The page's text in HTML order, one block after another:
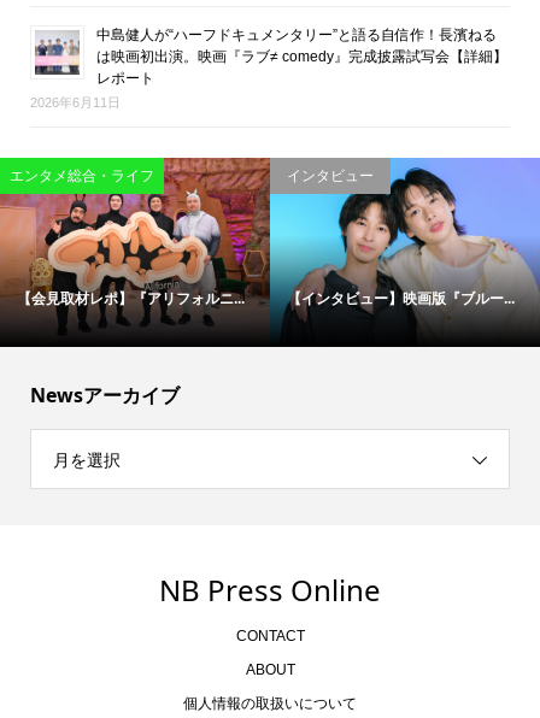
中島健人が“ハーフドキュメンタリー”と語る自信作！長濱ねる
は映画初出演。映画『ラブ≠ comedy』完成披露試写会【詳細】
レポート
2026年6月11日
映画
松村北斗＆今田美桜が“禁断のバデ...
エンタメ総合・ライフ
伝説の刑事たちが50年ぶりに集結...
Newsアーカイブ
月を選択
NB Press Online
CONTACT
ABOUT
個人情報の取扱いについて